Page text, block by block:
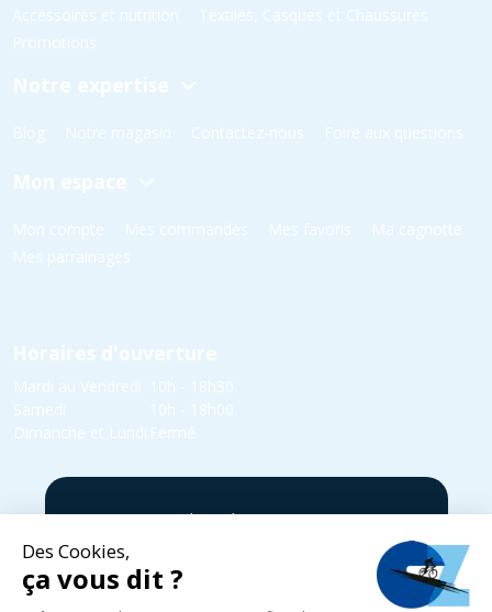
Accessoires et nutrition
Textiles, Casques et Chaussures
Promotions
Notre expertise
Blog Notre magasin Contactez-nous Foire aux questions
Mon espace
Mon compte Mes commandes Mes favoris
Ma cagnotte
Mes parrainages
Horaires d'ouverture
Mardi au Vendredi
10h - 18h30
Samedi
10h - 18h00
Dimanche et Lundi Fermé
5 rue Yvonne Edmond Foinant,
03 24 52 05 87